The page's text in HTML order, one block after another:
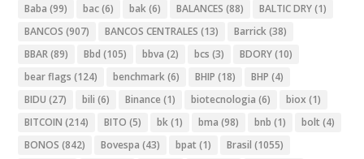
Baba (99) bac(6) bak(6) BALANCES (88) BALTIC DRY(1)
BANCOS (907) BANCOS CENTRALES (13) Barrick(38)
BBAR(89) Bbd (105) bbva (2) bcs (3) BDORY(10)
bear flags (124) benchmark(6) BHIP (18) BHP (4)
BIDU (27) bili (6) Binance (1) biotecnologia (6) biox (1)
BITCOIN (214) BITO (5) bk(1) bma (98) bnb (1) bolt (4)
BONOS (842) Bovespa (43) bpat (1) Brasil (1055)